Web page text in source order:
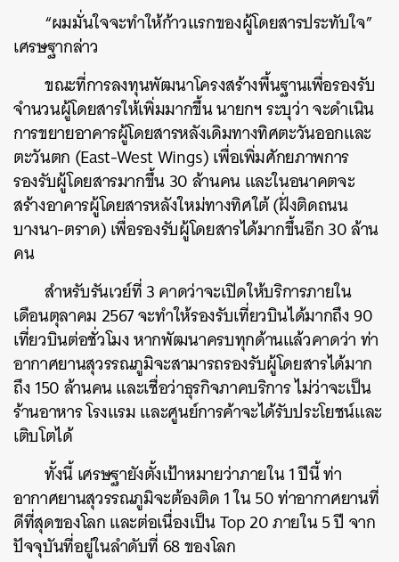
“ผมมั่นใจจะทำให้ก้าวแรกของผู้โดยสารประทับใจ”
เศรษฐากล่าว
ขณะที่การลงทุนพัฒนาโครงสร้างพื้นฐานเพื่อรองรับ
จำนวนผู้โดยสารให้เพิ่มมากขึ้น นายกฯ ระบุว่า จะดำเนิน
การขยายอาคารผู้โดยสารหลังเดิมทางทิศตะวันออกและ
ตะวันตก (East-West Wings) เพื่อเพิ่มศักยภาพการ
รองรับผู้โดยสารมากขึ้น 30 ล้านคน และในอนาคตจะ
สร้างอาคารผู้โดยสารหลังใหม่ทางทิศใต้ (ฝั่งติดถนน
บางนา-ตราด) เพื่อรองรับผู้โดยสารได้มากขึ้นอีก 30 ล้าน
คน
สำหรับรันเวย์ที่ 3 คาดว่าจะเปิดให้บริการภายใน
เดือนตุลาคม 2567 จะทำให้รองรับเที่ยวบินได้มากถึง 90
เที่ยวบินต่อชั่วโมง หากพัฒนาครบทุกด้านแล้วคาดว่า ท่า
อากาศยานสุวรรณภูมิจะสามารถรองรับผู้โดยสารได้มาก
ถึง 150 ล้านคน และเชื่อว่าธุรกิจภาคบริการ ไม่ว่าจะเป็น
ร้านอาหาร โรงแรม และศูนย์การค้าจะได้รับประโยชน์และ
เติบโตได้
ทั้งนี้ เศรษฐายังตั้งเป้าหมายว่าภายใน 1 ปีนี้ ท่า
อากาศยานสุวรรณภูมิจะต้องติด 1 ใน 50 ท่าอากาศยานที่
ดีที่สุดของโลก และต่อเนื่องเป็น Top 20 ภายใน 5 ปี จาก
ปัจจุบันที่อยู่ในลำดับที่ 68 ของโลก